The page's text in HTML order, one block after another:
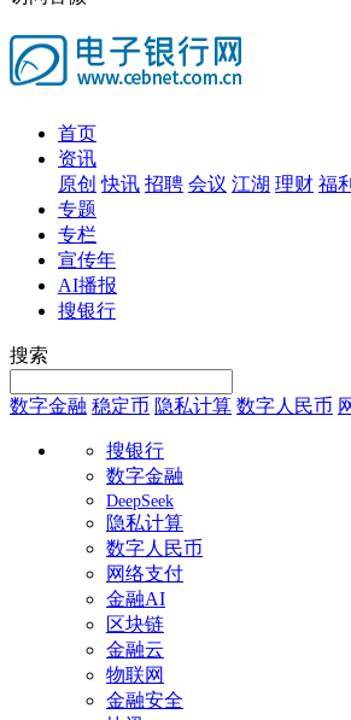
首页
资讯
原创 快讯 招聘 会议 江湖 理财 福
专题
专栏
宣传年
AI播报
搜银行
搜索
数字金融 稳定币 隐私计算 数字人民币
搜银行
数字金融
DeepSeek
隐私计算
数字人民币
网络支付
金融AI
区块链
金融云
物联网
金融安全